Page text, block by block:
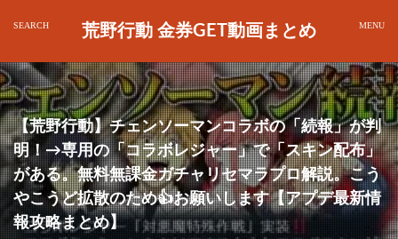
荒野行動 金券GET動画まとめ
【荒野行動】チェンソーマンコラボの「続報」が判
明！→専用の「コラボレジャー」で「スキン配布」
がある。無料無課金ガチャリセマラプロ解説。こう
やこうど拡散のため👍お願いします【アプデ最新情
報攻略まとめ】